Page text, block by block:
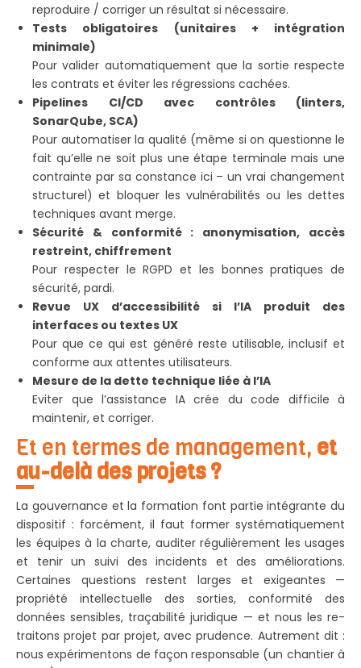
reproduire / corriger un résultat si nécessaire.
Tests obligatoires (unitaires + intégration
minimale)
Pour valider automatiquement que la sortie respecte
les contrats et éviter les régressions cachées.
Pipelines CI/CD avec contrôles (linters,
SonarQube, SCA)
Pour automatiser la qualité (même si on questionne le
fait qu’elle ne soit plus une étape terminale mais une
contrainte par sa constance ici – un vrai changement
structurel) et bloquer les vulnérabilités ou les dettes
techniques avant merge.
Sécurité & conformité : anonymisation, accès
restreint, chiffrement
Pour respecter le RGPD et les bonnes pratiques de
sécurité, pardi.
Revue UX d’accessibilité si l’IA produit des
interfaces ou textes UX
Pour que ce qui est généré reste utilisable, inclusif et
conforme aux attentes utilisateurs.
Mesure de la dette technique liée à l’IA
Eviter que l’assistance IA crée du code difficile à
maintenir, et corriger.
Et en termes de management, et
au-delà des projets ?
La gouvernance et la formation font partie intégrante du
dispositif : forcément, il faut former systématiquement
les équipes à la charte, auditer régulièrement les usages
et tenir un suivi des incidents et des améliorations.
Certaines questions restent larges et exigeantes —
propriété intellectuelle des sorties, conformité des
données sensibles, traçabilité juridique — et nous les re-
traitons projet par projet, avec prudence. Autrement dit :
nous expérimentons de façon responsable (un chantier à